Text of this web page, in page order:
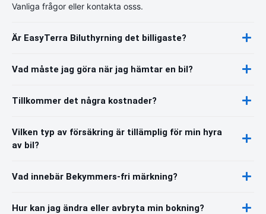
Vanliga frågor eller kontakta osss.
Är EasyTerra Biluthyrning det billigaste?
Vad måste jag göra när jag hämtar en bil?
Tillkommer det några kostnader?
Vilken typ av försäkring är tillämplig för min hyra
av bil?
Vad innebär Bekymmers-fri märkning?
Hur kan jag ändra eller avbryta min bokning?